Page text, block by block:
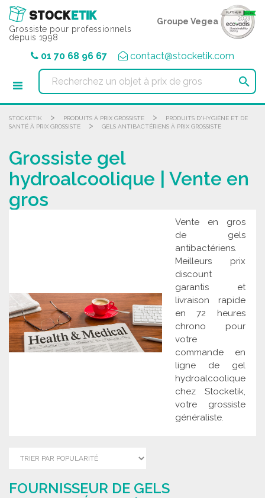
Grossiste pour professionnels
depuis 1998
Groupe Vegea
01 70 68 96 67 contact@stocketik.com

STOCKETIK > PRODUITS À PRIX GROSSISTE >
PRODUITS D'HYGIÈNE ET DE
SANTÉ À PRIX GROSSISTE
> GELS ANTIBACTÉRIENS À PRIX GROSSISTE
Grossiste gel
hydroalcoolique | Vente en
gros
Vente en gros
de gels
antibactériens.
Meilleurs prix
discount
garantis et
livraison rapide
en 72 heures
chrono pour
votre
commande en
ligne de gel
hydroalcoolique
chez Stocketik,
votre grossiste
généraliste.
FOURNISSEUR DE GELS
Panneau de gestion des cookies